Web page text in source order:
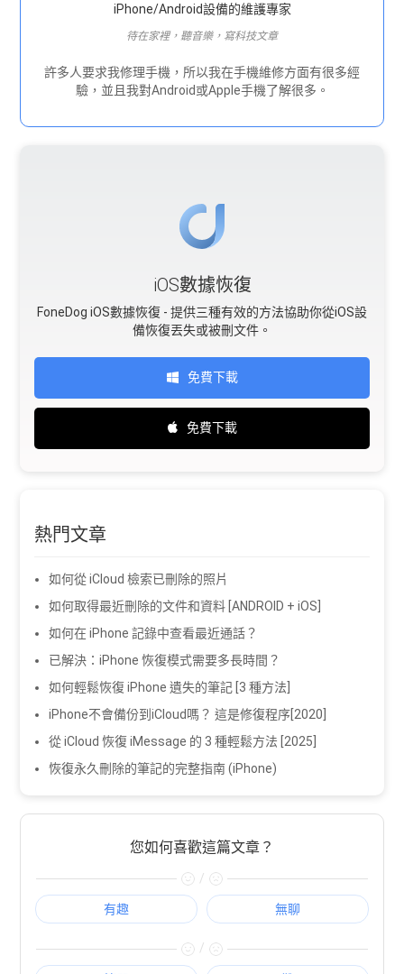
iPhone/Android設備的維護專家
待在家裡，聽音樂，寫科技文章
許多人要求我修理手機，所以我在手機維修方面有很多經
驗，並且我對Android或Apple手機了解很多。
iOS數據恢復
FoneDog iOS數據恢復 - 提供三種有效的方法協助你從iOS設
備恢復丟失或被刪文件。
免費下載
免費下載
熱門文章
如何從 iCloud 檢索已刪除的照片
如何取得最近刪除的文件和資料 [ANDROID + iOS]
如何在 iPhone 記錄中查看最近通話？
已解決：iPhone 恢復模式需要多長時間？
如何輕鬆恢復 iPhone 遺失的筆記 [3 種方法]
iPhone不會備份到iCloud嗎？ 這是修復程序[2020]
從 iCloud 恢復 iMessage 的 3 種輕鬆方法 [2025]
恢復永久刪除的筆記的完整指南 (iPhone)
您如何喜歡這篇文章？
/
有趣 無聊
/